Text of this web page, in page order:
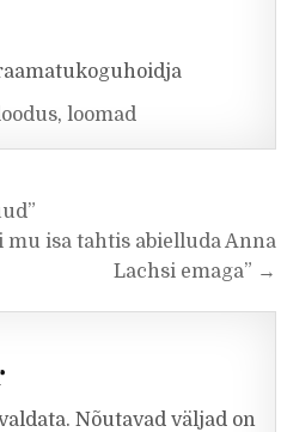
,loomad
isa tahtis abielluda Anna
Lachsi emaga” →
Nõutavad väljad on